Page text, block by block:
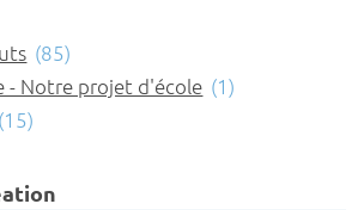
(85)
- Notre projet d'école (1)
(15)